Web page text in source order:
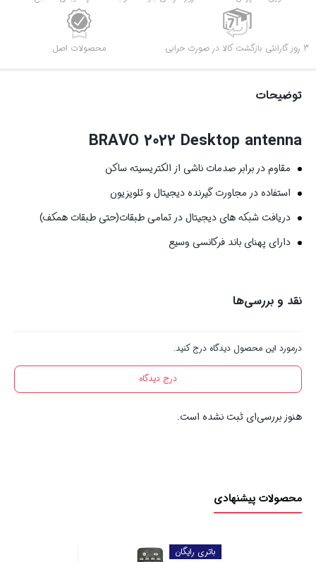
3 روز گارانتی بازگشت کالا در صورت خرابی محصولات اصل
توضیحات
BRAVO 2022 Desktop antenna
مقاوم در برابر صدمات ناشی از الکتریسیته ساکن
استفاده در مجاورت گیرنده دیجیتال و تلویزیون
دریافت شبکه های دیجیتال در تمامی طبقات(حتی طبقات همکف)
دارای پهنای باند فرکانسی وسیع
نقد و بررسی‌ها
درمورد این محصول دیدگاه درج کنید.
درج دیدگاه
هنوز بررسی‌ای ثبت نشده است.
محصولات پیشنهادی